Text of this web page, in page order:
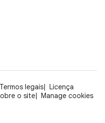
Termos legais
Licença
o site Manage cookies